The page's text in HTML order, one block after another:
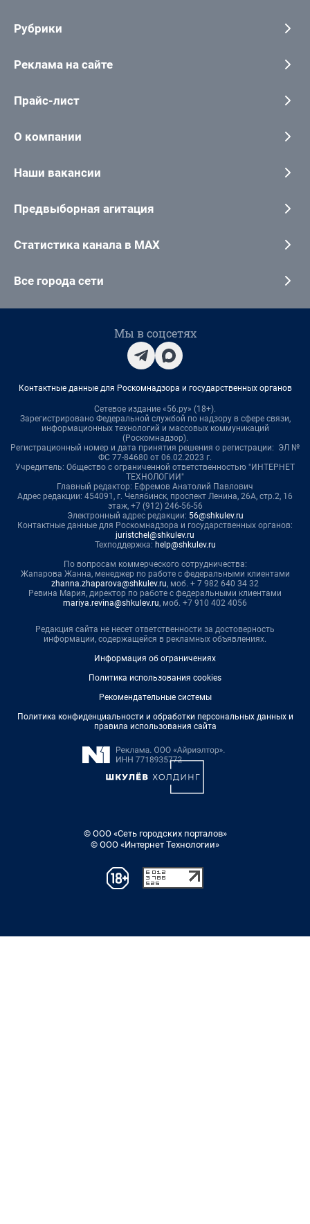
Рубрики
Реклама на сайте
Прайс-лист
О компании
Наши вакансии
Предвыборная агитация
Статистика канала в MAX
Все города сети
Мы в соцсетях
Контактные данные для Роскомнадзора и государственных органов
Сетевое издание «56.ру» (18+).
Зарегистрировано Федеральной службой по надзору в сфере связи,
информационных технологий и массовых коммуникаций
(Роскомнадзор).
Регистрационный номер и дата принятия решения о регистрации: ЭЛ №
ФС 77-84680 от 06.02.2023 г.
Учредитель: Общество с ограниченной ответственностью "ИНТЕРНЕТ
ТЕХНОЛОГИИ"
Главный редактор: Ефремов Анатолий Павлович
Адрес редакции: 454091, г. Челябинск, проспект Ленина, 26А, стр.2, 16
этаж, +7 (912) 246-56-56
Электронный адрес редакции: 56@shkulev.ru
Контактные данные для Роскомнадзора и государственных органов:
juristchel@shkulev.ru
Техподдержка: help@shkulev.ru
По вопросам коммерческого сотрудничества:
Жапарова Жанна, менеджер по работе с федеральными клиентами
zhanna.zhaparova@shkulev.ru, моб. + 7 982 640 34 32
Ревина Мария, директор по работе с федеральными клиентами
mariya.revina@shkulev.ru, моб. +7 910 402 4056
Редакция сайта не несет ответственности за достоверность
информации, содержащейся в рекламных объявлениях.
Информация об ограничениях
Политика использования cookies
Рекомендательные системы
Политика конфиденциальности и обработки персональных данных и
правила использования сайта
© ООО «Сеть городских порталов»
© ООО «Интернет Технологии»